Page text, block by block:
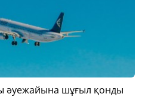
әуежайына шұғыл қонды